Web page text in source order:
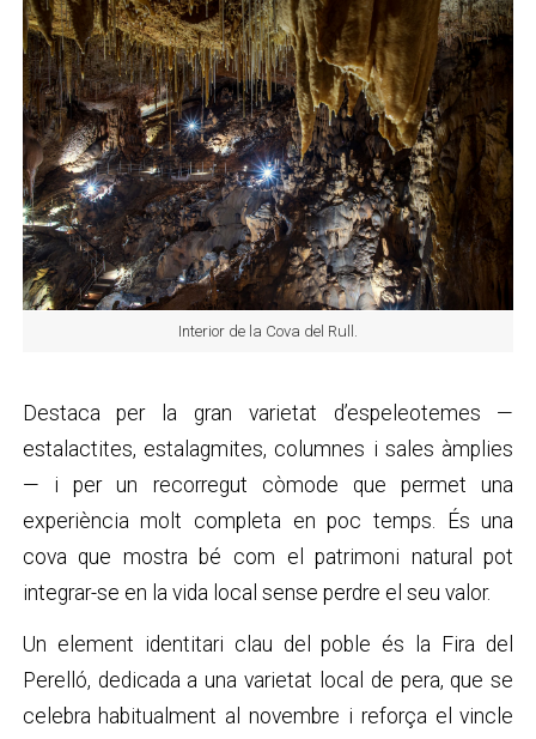
Interior de la Cova del Rull.
Destaca per la gran varietat d’espeleotemes —
estalactites, estalagmites, columnes i sales àmplies
— i per un recorregut còmode que permet una
experiència molt completa en poc temps. És una
cova que mostra bé com el patrimoni natural pot
integrar-se en la vida local sense perdre el seu valor.
Un element identitari clau del poble és la Fira del
Perelló, dedicada a una varietat local de pera, que se
celebra habitualment al novembre i reforça el vincle